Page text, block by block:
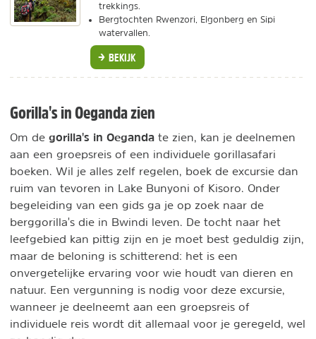
trekkings.
Bergtochten Rwenzori, Elgonberg en Sipi
watervallen.
BEKIJK
Gorilla's in Oeganda zien
Om de gorilla's in Oeganda te zien, kan je deelnemen
aan een groepsreis of een individuele gorillasafari
boeken. Wil je alles zelf regelen, boek de excursie dan
ruim van tevoren in Lake Bunyoni of Kisoro. Onder
begeleiding van een gids ga je op zoek naar de
berggorilla's die in Bwindi leven. De tocht naar het
leefgebied kan pittig zijn en je moet best geduldig zijn,
maar de beloning is schitterend: het is een
onvergetelijke ervaring voor wie houdt van dieren en
natuur. Een vergunning is nodig voor deze excursie,
wanneer je deelneemt aan een groepsreis of
individuele reis wordt dit allemaal voor je geregeld, wel